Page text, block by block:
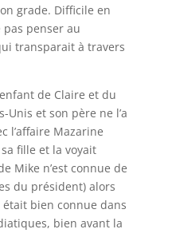
grade. Difficile en
penser au
transparait à travers
de Claire et du
Unis et son père ne l’a
l’affaire Mazarine
fille et la voyait
Mike n’est connue de
du président) alors
était bien connue dans
bien avant la